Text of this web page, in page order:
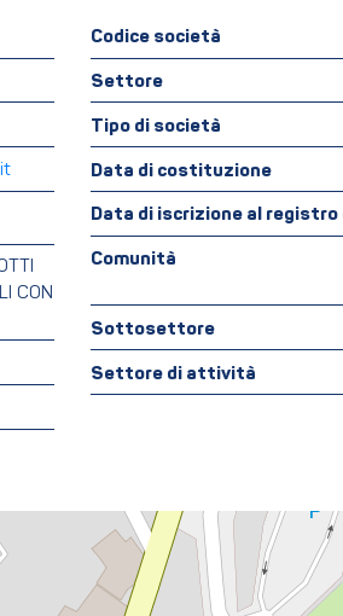
CON
Codice società
Settore
Tipo di società
Data di costituzione
Data di iscrizione al registro
Comunità
Sottosettore
Settore di attività